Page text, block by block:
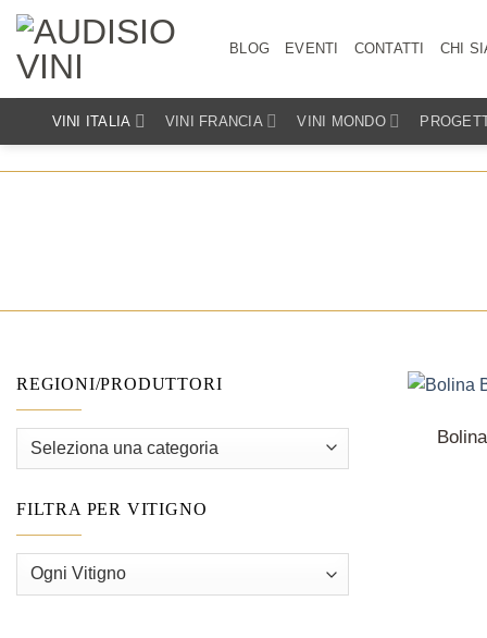
Salta
contenuti
BLOG EVENTI CONTATTI CHI
VINI ITALIA VINI FRANCIA VINI MONDO
REGIONI/PRODUTTORI
FILTRA PER VITIGNO